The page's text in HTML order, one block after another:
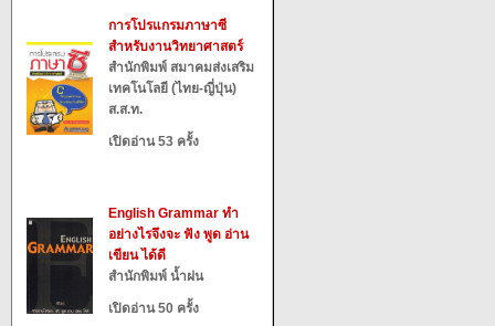
การโปรแกรมภาษาซี
สำหรับงานวิทยาศาสตร์
สำนักพิมพ์ สมาคมส่งเสริม
เทคโนโลยี (ไทย-ญี่ปุ่น)
ส.ส.ท.
เปิดอ่าน 53 ครั้ง
English Grammar ทำ
อย่างไรจึงจะ ฟัง พูด อ่าน
เขียน ได้ดี
สำนักพิมพ์ น้ำฝน
เปิดอ่าน 50 ครั้ง